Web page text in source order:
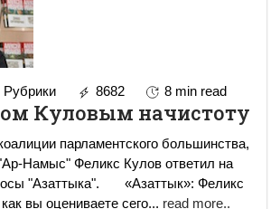
Рубрики 8682 8 min read
Куловым начистоту
парламентского большинства,
Намыс" Феликс Кулов ответил на
«Азаттык»: Феликс
вы оцениваете сего... read more..